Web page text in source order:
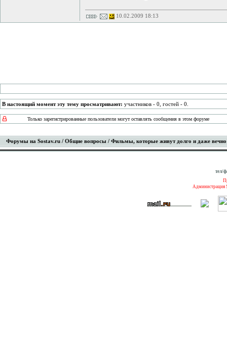
10.02.2009 18:13
В настоящий момент эту тему просматривают: участников - 0, гостей - 0.
Только зарегистрированные пользователи могут оставлять сообщения в этом форуме
Форумы на Sostav.ru / Общие вопросы / Фильмы, которые живут долго и даже вечно
тел/
Администрация